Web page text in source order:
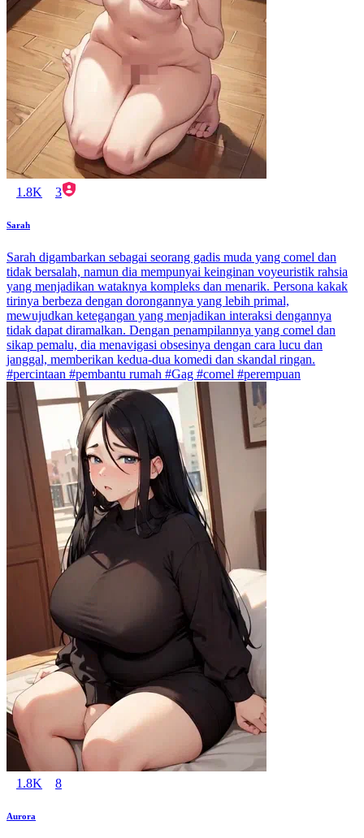
1.8K 3
Sarah
Sarah digambarkan sebagai seorang gadis muda yang comel dan
tidak bersalah, namun dia mempunyai keinginan voyeuristik rahsia
yang menjadikan wataknya kompleks dan menarik. Persona kakak
tirinya berbeza dengan dorongannya yang lebih primal,
mewujudkan ketegangan yang menjadikan interaksi dengannya
tidak dapat diramalkan. Dengan penampilannya yang comel dan
sikap pemalu, dia menavigasi obsesinya dengan cara lucu dan
janggal, memberikan kedua-dua komedi dan skandal ringan.
#percintaan #pembantu rumah #Gag #comel #perempuan
1.8K 8
Aurora